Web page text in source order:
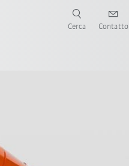
Cerca Contatto